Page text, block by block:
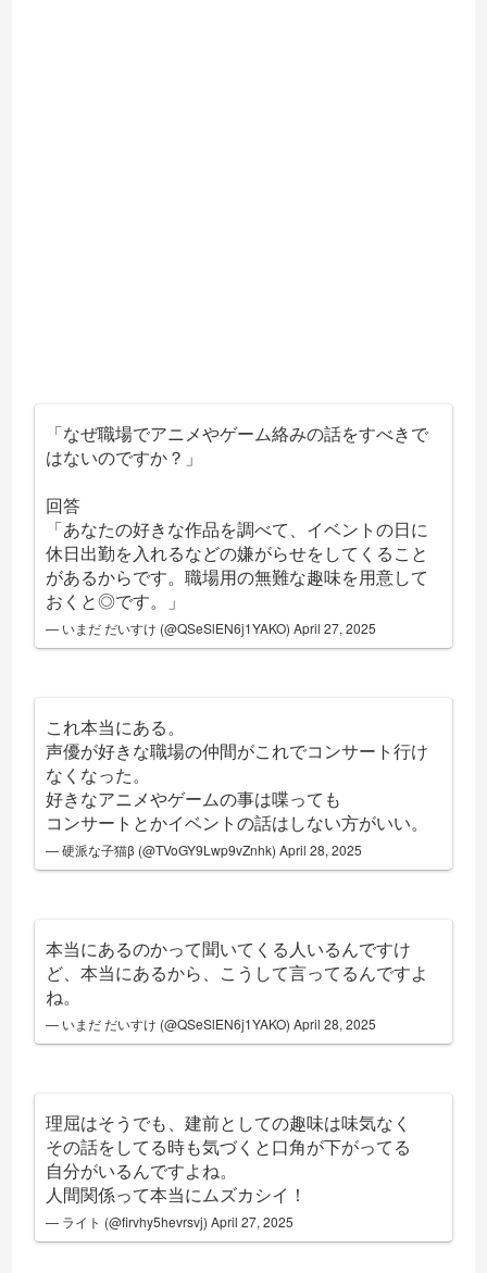
「なぜ職場でアニメやゲーム絡みの話をすべきで
はないのですか？」
回答
「あなたの好きな作品を調べて、イベントの日に
休日出勤を入れるなどの嫌がらせをしてくること
があるからです。職場用の無難な趣味を用意して
おくと◎です。」
— いまだ だいすけ (@QSeSlEN6j1YAKO)April 27, 2025
これ本当にある。
声優が好きな職場の仲間がこれでコンサート行け
なくなった。
好きなアニメやゲームの事は喋っても
コンサートとかイベントの話はしない方がいい。
— 硬派な子猫β (@TVoGY9Lwp9vZnhk)April 28, 2025
本当にあるのかって聞いてくる人いるんですけ
ど、本当にあるから、こうして言ってるんですよ
ね。
— いまだ だいすけ (@QSeSlEN6j1YAKO)April 28, 2025
理屈はそうでも、建前としての趣味は味気なく
その話をしてる時も気づくと口角が下がってる
自分がいるんですよね。
人間関係って本当にムズカシイ！
— ライト (@firvhy5hevrsvj)April 27, 2025